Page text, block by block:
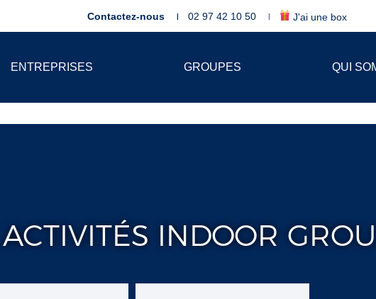
ENTREPRISES GROUPES QUI
Contactez-nous 02 97 42 10 50 J'ai une box
ACTIVITÉS INDOOR